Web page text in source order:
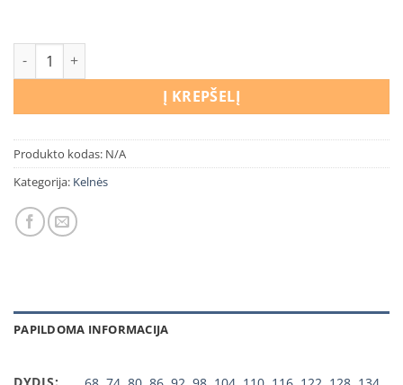
produkto kiekis: Kelnės Minecraft
Į KREPŠELĮ
Produkto kodas: N/A
Kategorija: Kelnės
PAPILDOMA INFORMACIJA